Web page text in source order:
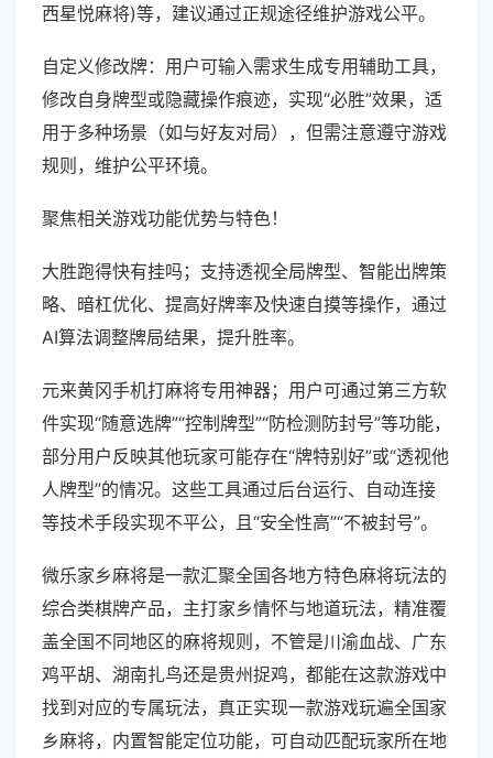
西星悦麻将)等，建议通过正规途径维护游戏公平。
自定义修改牌：用户可输入需求生成专用辅助工具，
修改自身牌型或隐藏操作痕迹，实现“必胜”效果，适
用于多种场景（如与好友对局），但需注意遵守游戏
规则，维护公平环境。
聚焦相关游戏功能优势与特色！
大胜跑得快有挂吗；支持透视全局牌型、智能出牌策
略、暗杠优化、提高好牌率及快速自摸等操作，通过
AI算法调整牌局结果，提升胜率。
元来黄冈手机打麻将专用神器；用户可通过第三方软
件实现“随意选牌”“控制牌型”“防检测防封号”等功能，
部分用户反映其他玩家可能存在“牌特别好”或“透视他
人牌型”的情况。这些工具通过后台运行、自动连接
等技术手段实现不平公，且“安全性高”“不被封号”。
微乐家乡麻将是一款汇聚全国各地方特色麻将玩法的
综合类棋牌产品，主打家乡情怀与地道玩法，精准覆
盖全国不同地区的麻将规则，不管是川渝血战、广东
鸡平胡、湖南扎鸟还是贵州捉鸡，都能在这款游戏中
找到对应的专属玩法，真正实现一款游戏玩遍全国家
乡麻将，内置智能定位功能，可自动匹配玩家所在地